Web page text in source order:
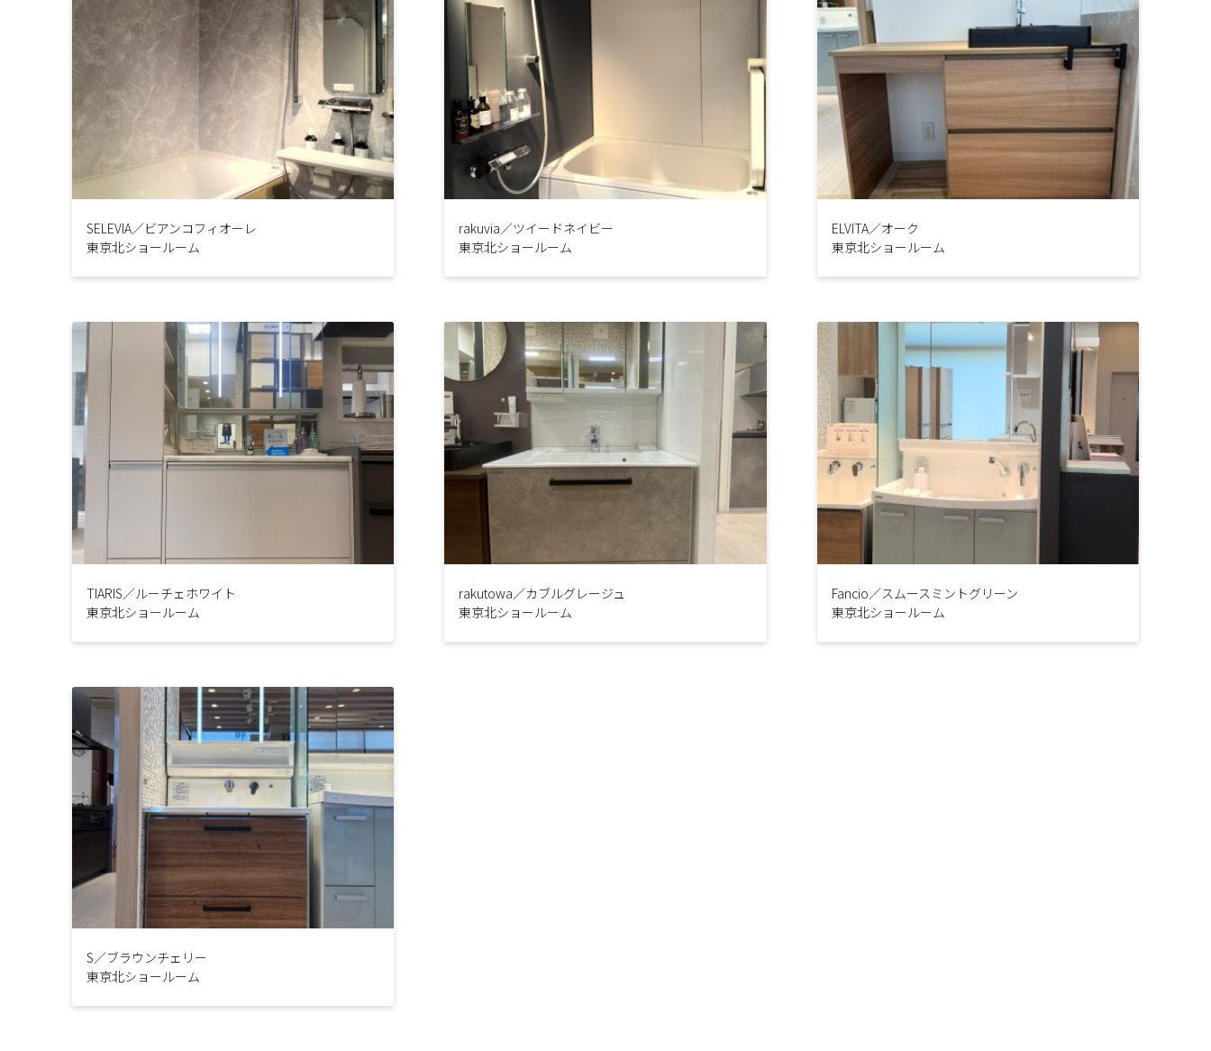
SELEVIA／ビアンコフィオーレ
東京北ショールーム
rakuvia／ツイードネイビー
東京北ショールーム
ELVITA／オーク
東京北ショールーム
TIARIS／ルーチェホワイト
東京北ショールーム
rakutowa／カブルグレージュ
東京北ショールーム
Fancio／スムースミントグリーン
東京北ショールーム
S／ブラウンチェリー
東京北ショールーム